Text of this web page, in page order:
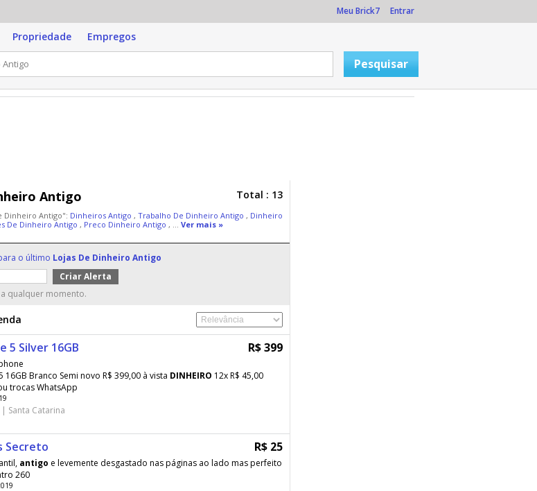
Meu Brick7 Entrar
Propriedade Empregos
Antigo Total : 13
Dinheiro Antigo": Dinheiros Antigo , Trabalho De Dinheiro Antigo , Dinheiro
De Dinheiro Antigo , Preco Dinheiro Antigo , ... Ver mais »
o último Lojas De Dinheiro Antigo
qualquer momento.
5 Silver 16GB R$ 399
16GB Branco Semi novo R$ 399,00 à vista DINHEIRO 12x R$ 45,00
trocas WhatsApp
| Santa Catarina
Secreto R$ 25
antigo e levemente desgastado nas páginas ao lado mas perfeito
260